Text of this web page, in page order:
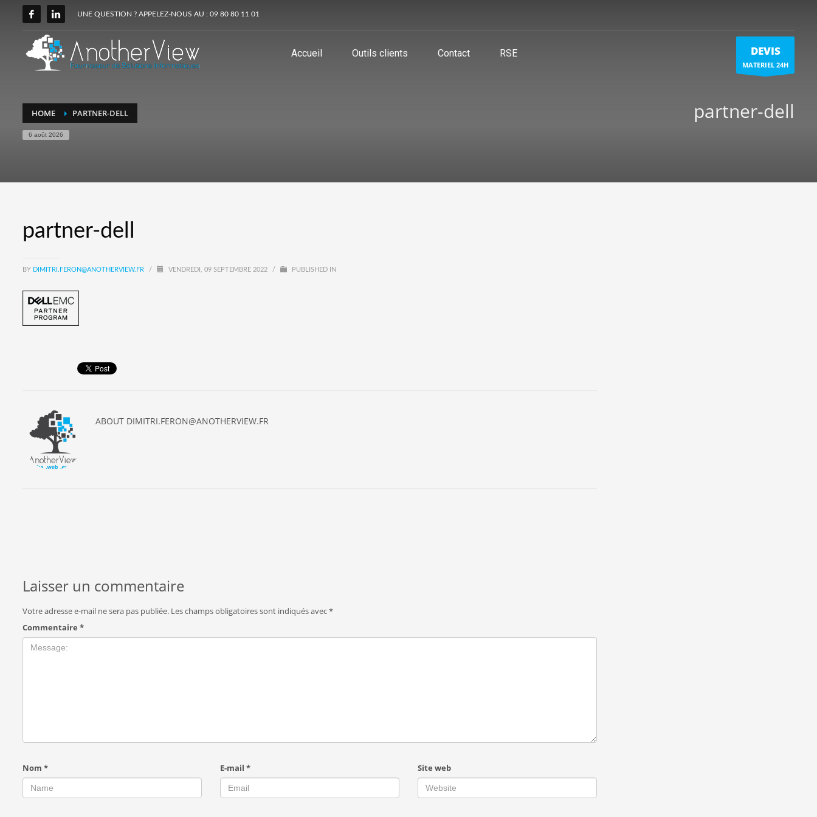
UNE QUESTION ? APPELEZ-NOUS AU : 09 80 80 11 01
Accueil Outils clients Contact RSE DEVIS
MATERIEL 24H
HOME PARTNER-DELL
6 août 2026
partner-dell
partner-dell
BY DIMITRI.FERON@ANOTHERVIEW.FR / VENDREDI, 09 SEPTEMBRE 2022 / PUBLISHED IN
ABOUT DIMITRI.FERON@ANOTHERVIEW.FR
Laisser un commentaire
Votre adresse e-mail ne sera pas publiée. Les champs obligatoires sont indiqués avec*
Commentaire *
Nom * E-mail * Site web